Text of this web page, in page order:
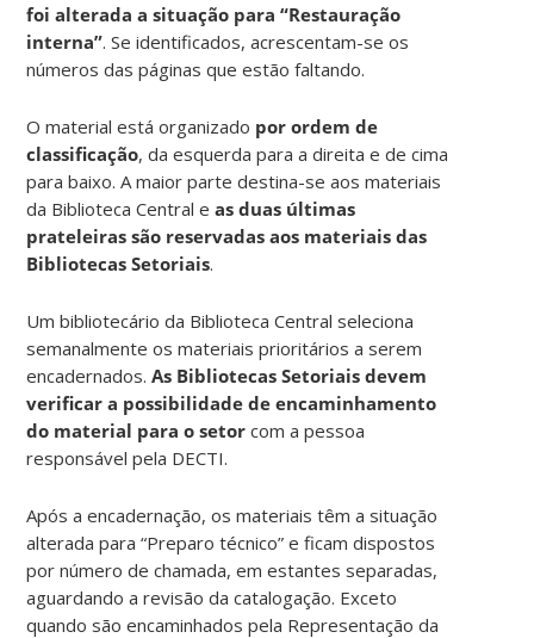
foi alterada a situação para “Restauração
interna”. Se identificados, acrescentam-se os
números das páginas que estão faltando.
O material está organizado por ordem de
classificação, da esquerda para a direita e de cima
para baixo. A maior parte destina-se aos materiais
da Biblioteca Central eas duas últimas
prateleiras são reservadas aos materiais das
Bibliotecas Setoriais.
Um bibliotecário da Biblioteca Central seleciona
semanalmente os materiais prioritários a serem
encadernados.As Bibliotecas Setoriais devem
verificar a possibilidade de encaminhamento
do material para o setor com a pessoa
responsável pela DECTI.
Após a encadernação, os materiais têm a situação
alterada para “Preparo técnico” e ficam dispostos
por número de chamada, em estantes separadas,
aguardando a revisão da catalogação. Exceto
quando são encaminhados pela Representação da